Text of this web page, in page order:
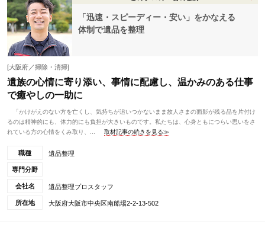
「迅速・スピーディー・安い」をかなえる
体制で遺品を整理
[大阪府／掃除・清掃]
遺族の心情に寄り添い、事情に配慮し、温かみのある仕事
で癒やしの一助に
「かけがえのない方を亡くし、気持ちが追いつかないまま故人さまの面影が残る品を片付け
るのは精神的にも、体力的にも負担が大きいものです。私たちは、心身ともにつらい思いをさ
れている方の心情をくみ取り、...
取材記事の続きを見る≫
職種 遺品整理
専門分野
会社名 遺品整理プロスタッフ
所在地 大阪府大阪市中央区南船場2-2-13-502